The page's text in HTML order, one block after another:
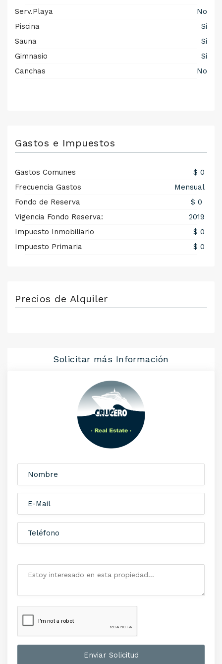
Serv.Playa
No
Piscina
Si
Sauna
Si
Gimnasio
Si
Canchas
No
Gastos e Impuestos
Gastos Comunes
$ 0
Frecuencia Gastos
Mensual
Fondo de Reserva
Vigencia Fondo Reserva:
2019
Impuesto Inmobiliario
$ 0
Impuesto Primaria
$ 0
Precios de Alquiler
Solicitar más Información
Enviar Solicitud